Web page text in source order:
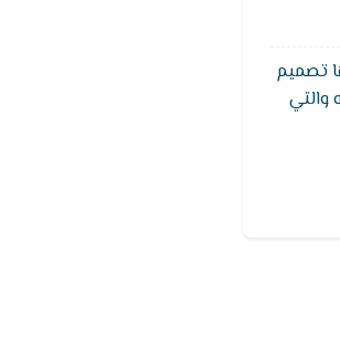
تصميم
والتي
فريش